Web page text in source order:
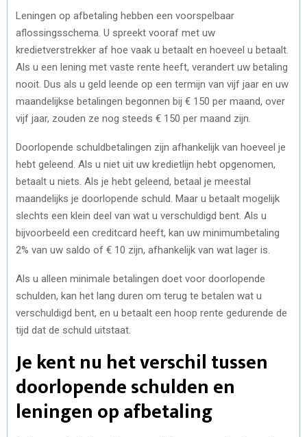
Leningen op afbetaling hebben een voorspelbaar
aflossingsschema. U spreekt vooraf met uw
kredietverstrekker af hoe vaak u betaalt en hoeveel u betaalt.
Als u een lening met vaste rente heeft, verandert uw betaling
nooit. Dus als u geld leende op een termijn van vijf jaar en uw
maandelijkse betalingen begonnen bij € 150 per maand, over
vijf jaar, zouden ze nog steeds € 150 per maand zijn.
Doorlopende schuldbetalingen zijn afhankelijk van hoeveel je
hebt geleend. Als u niet uit uw kredietlijn hebt opgenomen,
betaalt u niets. Als je hebt geleend, betaal je meestal
maandelijks je doorlopende schuld. Maar u betaalt mogelijk
slechts een klein deel van wat u verschuldigd bent. Als u
bijvoorbeeld een creditcard heeft, kan uw minimumbetaling
2% van uw saldo of € 10 zijn, afhankelijk van wat lager is.
Als u alleen minimale betalingen doet voor doorlopende
schulden, kan het lang duren om terug te betalen wat u
verschuldigd bent, en u betaalt een hoop rente gedurende de
tijd dat de schuld uitstaat.
Je kent nu het verschil tussen
doorlopende schulden en
leningen op afbetaling